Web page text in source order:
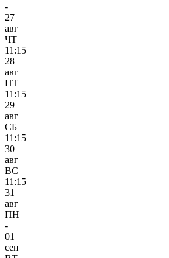
-
27
авг
ЧТ
11:15
28
авг
ПТ
11:15
29
авг
СБ
11:15
30
авг
ВС
11:15
31
авг
ПН
-
01
сен